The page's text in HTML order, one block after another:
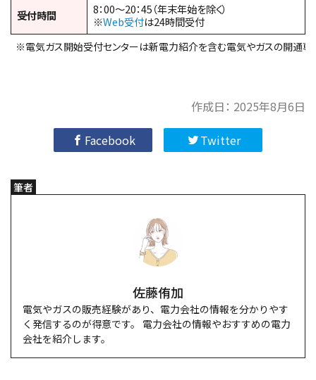
受付時間
8：00～20：45（年末年始を除く）
※Web受付は24時間受付
※電気ガス開始受付センターは新電力紹介を含む電気やガスの開通専
作成日： 2025年8月6日
Facebook
Twitter
筆者
佐藤侑加
電気やガスの販売経験があり、電力会社の情報を分かりやす
く発信するのが得意です。 電力会社の情報やおすすめの電力
会社を紹介します。